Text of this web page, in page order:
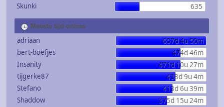
Skunki
635
Meeste tijd online
adriaan
657d 4u 50m
bert-boefjes
474d 46m
Insanity
471d 10u 27m
tijgerke87
433d 9u 4m
Stefano
413d 6u 39m
Shaddow
375d 15u 24m